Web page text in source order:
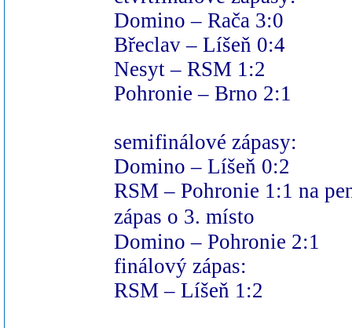
Domino – Rača 3:0
Břeclav – Líšeň 0:4
Nesyt – RSM 1:2
Pohronie – Brno 2:1
semifinálové zápasy:
Domino – Líšeň 0:2
RSM – Pohronie 1:1 na
zápas o 3. místo
Domino – Pohronie 2:1
finálový zápas:
RSM – Líšeň 1:2